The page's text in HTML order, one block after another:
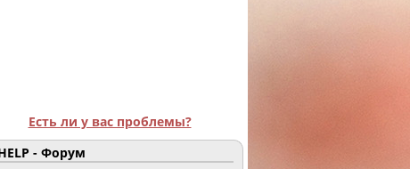
Есть ли у вас проблемы?
- Форум